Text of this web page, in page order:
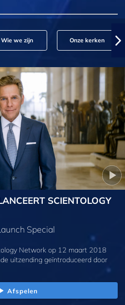
Wie we zijn Onze kerken
SCIENTOLOGY
Special
Network op 12 maart 2018
uitzending geïntroduceerd door
Afspelen